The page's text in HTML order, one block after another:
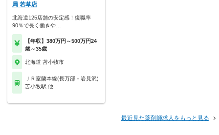
局 若草店
北海道125店舗の安定感！復職率
90％で長く働きや…
【年収】380万円～500万円24
歳～35歳
北海道 苫小牧市
ＪＲ室蘭本線(長万部－岩見沢)
苫小牧駅 他
最近見た薬剤師求人をもっと見る